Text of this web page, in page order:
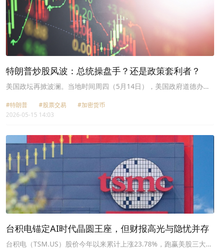
特朗普炒股风波：总统操盘手？还是政策套利者？
美国政坛再掀波澜。当地时间周四（5月14日），美国政府道德办公
融交易——累计价值在2.2亿美元至7.5亿美元之间。
#特朗普 #股票交易
#加密货币
2026-05-15 14:03
台积电锚定AI时代晶圆王座，但财报高光与隐忧并存
台积电（TSM.US）股价今年以来累计上涨23.78%，跑赢美股三大指